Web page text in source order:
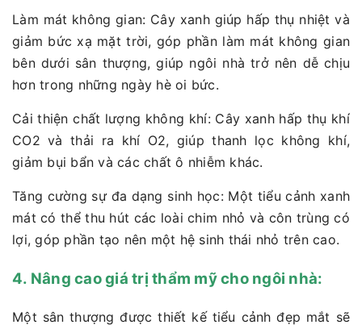
Làm mát không gian: Cây xanh giúp hấp thụ nhiệt và
giảm bức xạ mặt trời, góp phần làm mát không gian
bên dưới sân thượng, giúp ngôi nhà trở nên dễ chịu
hơn trong những ngày hè oi bức.
Cải thiện chất lượng không khí: Cây xanh hấp thụ khí
CO2 và thải ra khí O2, giúp thanh lọc không khí,
giảm bụi bẩn và các chất ô nhiễm khác.
Tăng cường sự đa dạng sinh học: Một tiểu cảnh xanh
mát có thể thu hút các loài chim nhỏ và côn trùng có
lợi, góp phần tạo nên một hệ sinh thái nhỏ trên cao.
4. Nâng cao giá trị thẩm mỹ cho ngôi nhà:
Một sân thượng được thiết kế tiểu cảnh đẹp mắt sẽ